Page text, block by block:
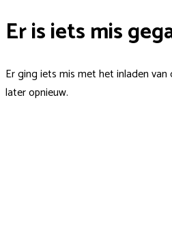
Er is iets mis
Er ging iets mis met het inladen
later opnieuw.